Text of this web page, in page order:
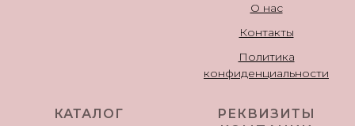
О нас
Контакты
Политика
конфиденциальности
КАТАЛОГ
РЕКВИЗИТЫ